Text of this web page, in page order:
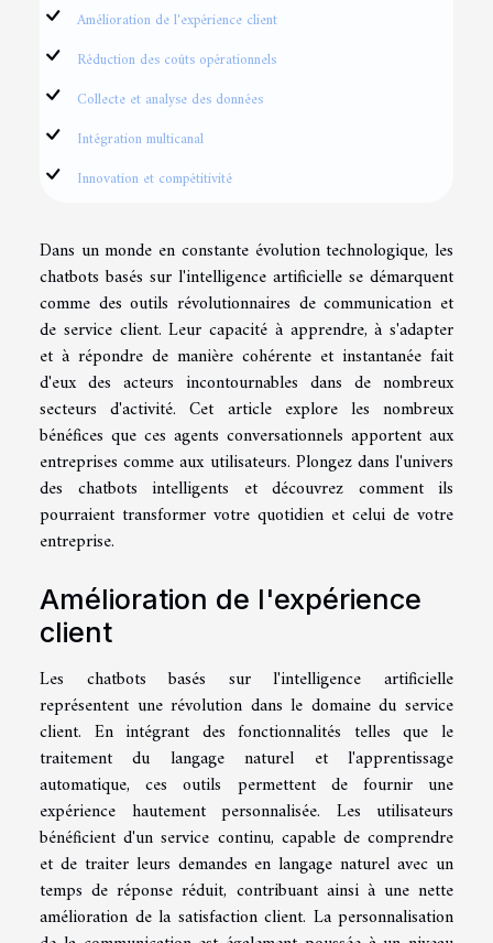
Amélioration de l'expérience client
Réduction des coûts opérationnels
Collecte et analyse des données
Intégration multicanal
Innovation et compétitivité
Dans un monde en constante évolution technologique, les
chatbots basés sur l'intelligence artificielle se démarquent
comme des outils révolutionnaires de communication et
de service client. Leur capacité à apprendre, à s'adapter
et à répondre de manière cohérente et instantanée fait
d'eux des acteurs incontournables dans de nombreux
secteurs d'activité. Cet article explore les nombreux
bénéfices que ces agents conversationnels apportent aux
entreprises comme aux utilisateurs. Plongez dans l'univers
des chatbots intelligents et découvrez comment ils
pourraient transformer votre quotidien et celui de votre
entreprise.
Amélioration de l'expérience
client
Les chatbots basés sur l'intelligence artificielle
représentent une révolution dans le domaine du service
client. En intégrant des fonctionnalités telles que le
traitement du langage naturel et l'apprentissage
automatique, ces outils permettent de fournir une
expérience hautement personnalisée. Les utilisateurs
bénéficient d'un service continu, capable de comprendre
et de traiter leurs demandes en langage naturel avec un
temps de réponse réduit, contribuant ainsi à une nette
amélioration de la satisfaction client. La personnalisation